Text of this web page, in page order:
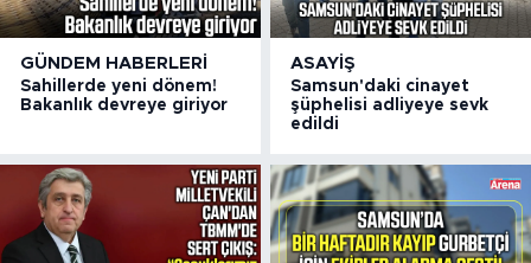
GÜNDEM HABERLERI
Sahillerde yeni dönem!
Bakanlık devreye giriyor
ASAYIŞ
Samsun'daki cinayet
şüphelisi adliyeye sevk
edildi